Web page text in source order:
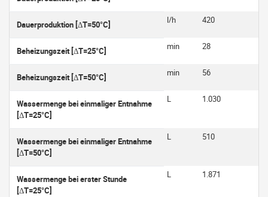
Dauerproduktion [ΔT=50°C] l/h 420
Beheizungszeit [ΔT=25°C] min 28
Beheizungszeit [ΔT=50°C] min 56
Wassermenge bei einmaliger Entnahme
[ΔT=25°C]
L 1.030
Wassermenge bei einmaliger Entnahme
[ΔT=50°C]
L 510
Wassermenge bei erster Stunde
[ΔT=25°C]
L 1.871